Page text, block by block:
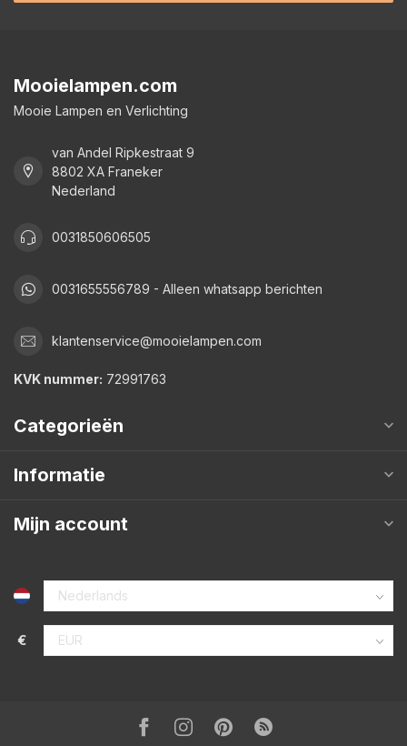
Mooielampen.com
Mooie Lampen en Verlichting
van Andel Ripkestraat 9
8802 XA Franeker
Nederland
0031850606505
0031655556789 - Alleen whatsapp berichten
klantenservice@mooielampen.com
KVK nummer: 72991763
Categorieën
Informatie
Mijn account
€